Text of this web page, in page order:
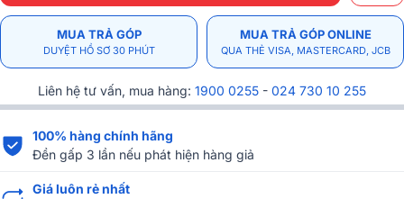
MUA TRẢ GÓP
DUYỆT HỒ SƠ 30 PHÚT
MUA TRẢ GÓP ONLINE
QUA THẺ VISA, MASTERCARD, JCB
Liên hệ tư vấn, mua hàng: 1900 0255 - 024 730 10 255
100% hàng chính hãng
Đền gấp 3 lần nếu phát hiện hàng giả
Giá luôn rẻ nhất